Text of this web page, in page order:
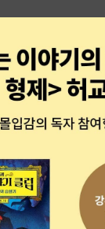
1
최근 본 상품
티켓 1544-6399
1:1문의/채팅상담
이십사(주) 사업자 정보